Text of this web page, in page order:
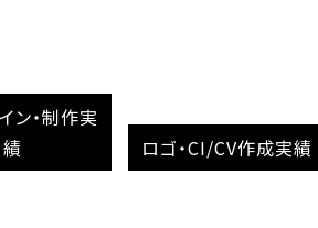
ン・制作実
績
ロゴ・CI/CV作成実績